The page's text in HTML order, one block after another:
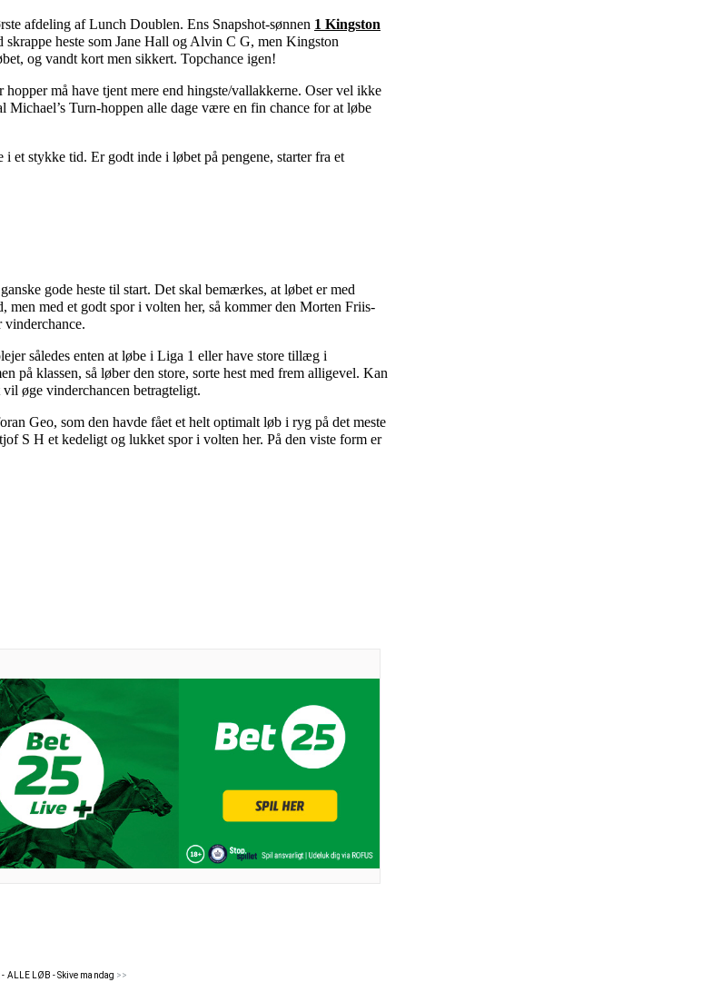
afdeling af Lunch Doublen. Ens Snapshot-sønnen 1 Kingston
heste som Jane Hall og Alvin C G, men Kingston
og vandt kort men sikkert. Topchance igen!
må have tjent mere end hingste/vallakkerne. Oser vel ikke
Michael’s Turn-hoppen alle dage være en fin chance for at løbe
i et stykke tid. Er godt inde i løbet på pengene, starter fra et
gode heste til start. Det skal bemærkes, at løbet er med
men med et godt spor i volten her, så kommer den Morten Friis-
således enten at løbe i Liga 1 eller have store tillæg i
på klassen, så løber den store, sorte hest med frem alligevel. Kan
øge vinderchancen betragteligt.
Geo, som den havde fået et helt optimalt løb i ryg på det meste
S H et kedeligt og lukket spor i volten her. På den viste form er
ALLE LØB - Skive mandag >>